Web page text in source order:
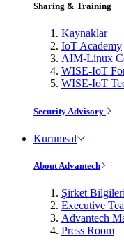
Sharing & Training
Kaynaklar
IoT Academy
AIM-Linux
WISE-IoT
WISE-IoT
Security Advisory
Kurumsal
About Advantech
Şirket Bilgileri
Executive
Advantech
Press Room